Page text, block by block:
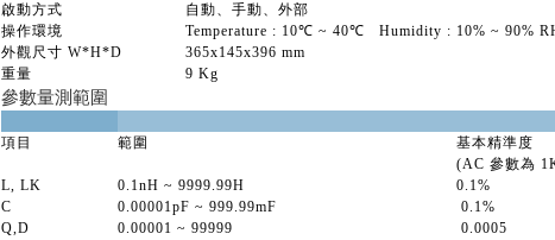
啟動方式
自動、手動、外部
操作環境
Temperature : 10℃ ~ 40℃ Humidity : 10% ~ 90%
外觀尺寸 W*H*D
365x145x396 mm
重量
9 Kg
參數量測範圍
項目 範圍
基本精準度
(AC 參數為
L, LK 0.1nH ~ 9999.99H 0.1%
C
0.00001pF ~ 999.99mF 0.1%
Q,D
0.00001 ~ 99999 0.0005